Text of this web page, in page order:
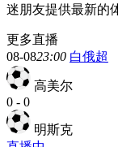
迷朋友提供最新的
更多直播
08-0823:00 白俄超
高美尔
0 - 0
明斯克